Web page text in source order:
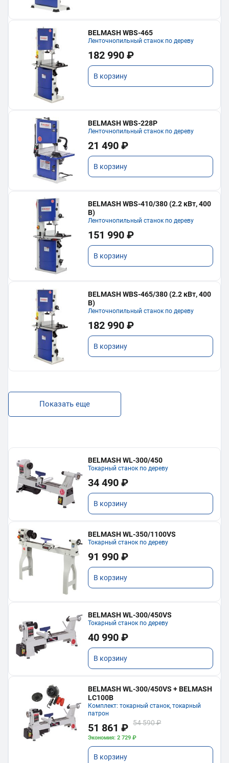
BELMASH WBS-465
Ленточнопильный станок по дереву
182 990 ₽
В корзину
BELMASH WBS-228P
Ленточнопильный станок по дереву
21 490 ₽
В корзину
BELMASH WBS-410/380 (2.2 кВт, 400
В)
Ленточнопильный станок по дереву
151 990 ₽
В корзину
BELMASH WBS-465/380 (2.2 кВт, 400
В)
Ленточнопильный станок по дереву
182 990 ₽
В корзину
Показать еще
BELMASH WL-300/450
Токарный станок по дереву
34 490 ₽
В корзину
BELMASH WL-350/1100VS
Токарный станок по дереву
91 990 ₽
В корзину
BELMASH WL-300/450VS
Токарный станок по дереву
40 990 ₽
В корзину
BELMASH WL-300/450VS + BELMASH
LC100B
Комплект: токарный станок, токарный
патрон
51 861 ₽ 54 590 ₽
Экономия: 2 729 ₽
В корзину